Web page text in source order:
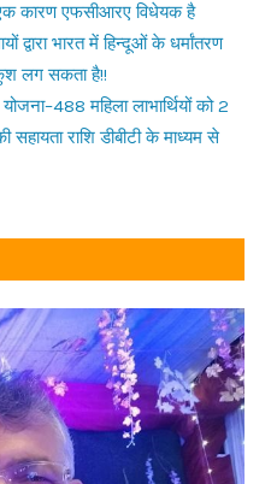
कारण एफसीआरए विधेयक है
द्वारा भारत में हिन्दूओं के धर्मांतरण
लग सकता है!!
महिला लाभार्थियों को 2
राशि डीबीटी के माध्यम से